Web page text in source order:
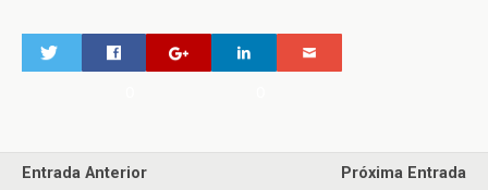
Entrada Anterior
Próxima Entrada